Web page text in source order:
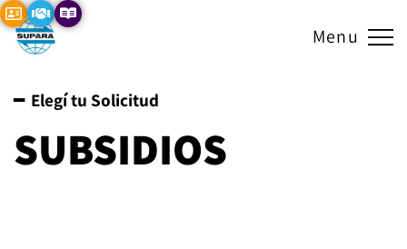
Menu
━ Elegí tu Solicitud
SUBSIDIOS